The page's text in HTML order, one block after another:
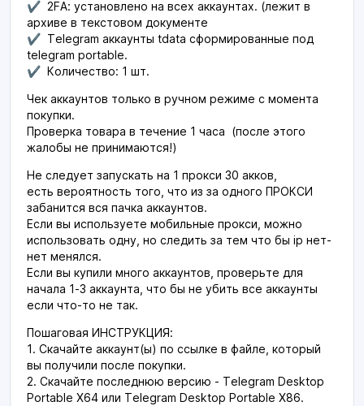
✔ 2FA: установлено на всех аккаунтах. (лежит в
архиве в текстовом документе
✔ Telegram аккаунты tdata сформированные под
telegram portable.
✔ Количество: 1 шт.
Чек аккаунтов только в ручном режиме с момента
покупки.
Проверка товара в течение 1 часа (после этого
жалобы не принимаются!)
Не следует запускать на 1 прокси 30 акков,
есть вероятность того, что из за одного ПРОКСИ
забанится вся пачка аккаунтов.
Если вы используете мобильные прокси, можно
использовать одну, но следить за тем что бы ip нет-
нет менялся.
Если вы купили много аккаунтов, проверьте для
начала 1-3 аккаунта, что бы не убить все аккаунты
если что-то не так.
Пошаговая ИНСТРУКЦИЯ:
1. Скачайте аккаунт(ы) по ссылке в файле, который
вы получили после покупки.
2. Скачайте последнюю версию - Telegram Desktop
Portable X64 или Telegram Desktop Portable X86.